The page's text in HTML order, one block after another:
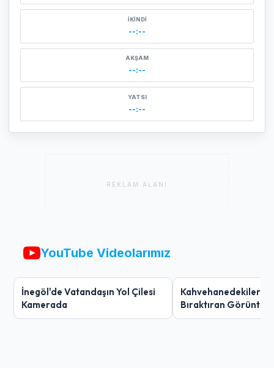
İKINDI
--:--
AKŞAM
--:--
YATSI
--:--
REKLAM ALANI
YouTube Videolarımız
İnegöl'de Vatandaşın Yol Çilesi
Kamerada
Kahvehanedekiler
Bıraktıran Görüntü!